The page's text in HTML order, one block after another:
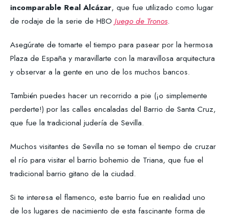
incomparable Real Alcázar, que fue utilizado como lugar
de rodaje de la serie de HBO Juego de Tronos.
Asegúrate de tomarte el tiempo para pasear por la hermosa
Plaza de España y maravillarte con la maravillosa arquitectura
y observar a la gente en uno de los muchos bancos.
También puedes hacer un recorrido a pie (¡o simplemente
perderte!) por las calles encaladas del Barrio de Santa Cruz,
que fue la tradicional judería de Sevilla.
Muchos visitantes de Sevilla no se toman el tiempo de cruzar
el río para visitar el barrio bohemio de Triana, que fue el
tradicional barrio gitano de la ciudad.
Si te interesa el flamenco, este barrio fue en realidad uno
de los lugares de nacimiento de esta fascinante forma de